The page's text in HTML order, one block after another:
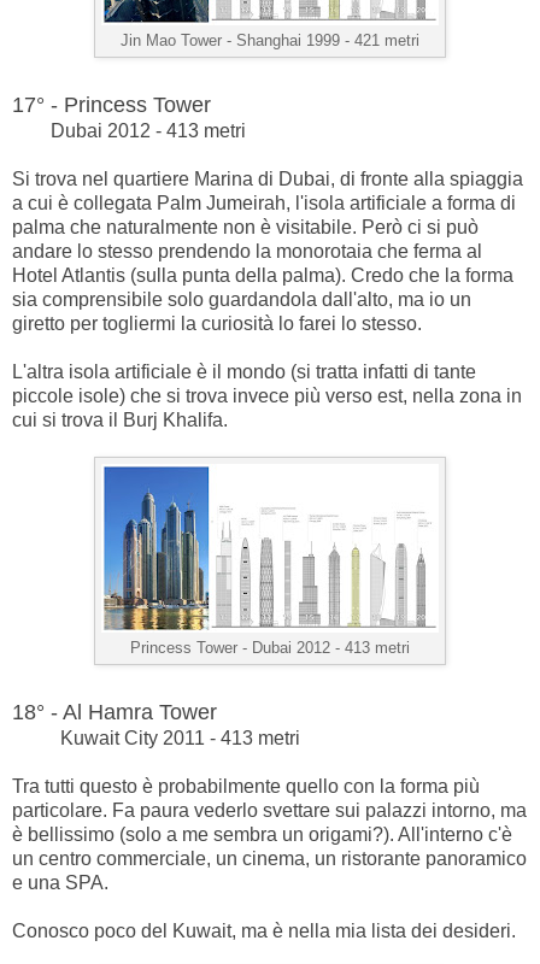
Jin Mao Tower - Shanghai 1999 - 421 metri
17° - Princess Tower
Dubai 2012 - 413 metri
Si trova nel quartiere Marina di Dubai, di fronte alla spiaggia
a cui è collegata Palm Jumeirah, l'isola artificiale a forma di
palma che naturalmente non è visitabile. Però ci si può
andare lo stesso prendendo la monorotaia che ferma al
Hotel Atlantis (sulla punta della palma). Credo che la forma
sia comprensibile solo guardandola dall'alto, ma io un
giretto per togliermi la curiosità lo farei lo stesso.
L'altra isola artificiale è il mondo (si tratta infatti di tante
piccole isole) che si trova invece più verso est, nella zona in
cui si trova il Burj Khalifa.
Princess Tower - Dubai 2012 - 413 metri
18° - Al Hamra Tower
Kuwait City 2011 - 413 metri
Tra tutti questo è probabilmente quello con la forma più
particolare. Fa paura vederlo svettare sui palazzi intorno, ma
è bellissimo (solo a me sembra un origami?). All'interno c'è
un centro commerciale, un cinema, un ristorante panoramico
e una SPA.
Conosco poco del Kuwait, ma è nella mia lista dei desideri.